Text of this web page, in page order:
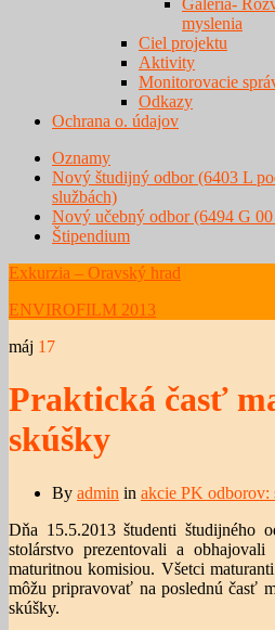
Galéria-
myslenia
Ciel projektu
Aktivity
Monitorovacie
Odkazy
Ochrana o. údajov
Oznamy
Nový študijný odbor (6403 L
službách)
Nový učebný odbor (6494 G 00
Štipendium
Exkurzia – Oravský hrad
ENVIROFILM 2013
máj 17
Praktická časť
skúšky
By admin in akcie PK odborov:
Dňa 15.5.2013 študenti študijného
stolárstvo prezentovali a obhajovali
maturitnou komisiou. Všetci
môžu pripravovať na poslednú časť
skúšky.